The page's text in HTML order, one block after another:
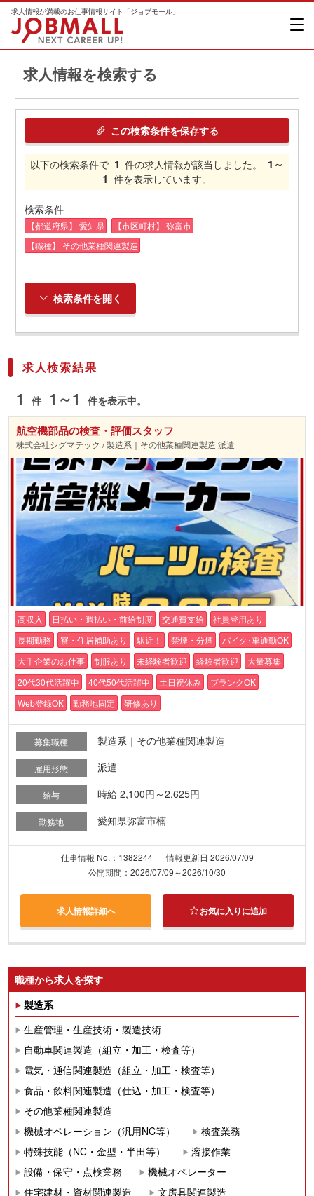
求人情報が満載のお仕事情報サイト「ジョブモール」
求人情報を検索する
この検索条件を保存する
以下の検索条件で 1 件の求人情報が該当しました。
1～
1 件を表示しています。
検索条件
【都道府県】 愛知県
【市区町村】 弥富市
【職種】 その他業種関連製造
検索条件を開く
求人検索結果
1 件 1～1 件を表示中。
航空機部品の検査・評価スタッフ
株式会社シグマテック / 製造系｜その他業種関連製造 派遣
高収入 日払い・週払い・前給制度 交通費支給
社員登用あり
長期勤務
寮・住居補助あり 駅近！ 禁煙・分煙
バイク･車通勤OK
大手企業のお仕事
制服あり 未経験者歓迎 経験者歓迎
大量募集
20代30代活躍中
40代50代活躍中 土日祝休み
ブランクOK
Web登録OK
勤務地固定 研修あり
募集職種 製造系｜その他業種関連製造
雇用形態 派遣
給与 時給 2,100円～2,625円
勤務地 愛知県弥富市楠
仕事情報 No.：1382244
情報更新日 2026/07/09
公開期間：2026/07/09～2026/10/30
求人情報詳細へ お気に入りに追加
職種から求人を探す
製造系
生産管理・生産技術・製造技術
自動車関連製造（組立・加工・検査等）
電気・通信関連製造（組立・加工・検査等）
食品・飲料関連製造（仕込・加工・検査等）
その他業種関連製造
機械オペレーション（汎用NC等）
検査業務
特殊技能（NC・金型・半田等）
溶接作業
設備・保守・点検業務
機械オペレーター
住宅建材・資材関連製造
文房具関連製造